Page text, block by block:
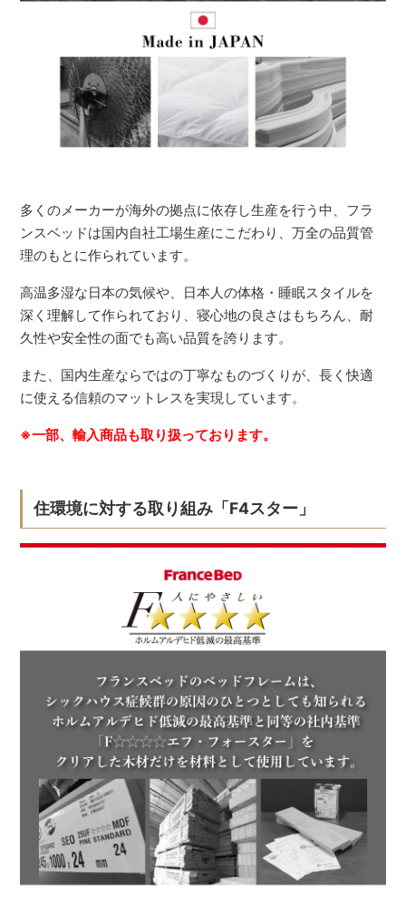
多くのメーカーが海外の拠点に依存し生産を行う中、フラ
ンスベッドは国内自社工場生産にこだわり、万全の品質管
理のもとに作られています。
高温多湿な日本の気候や、日本人の体格・睡眠スタイルを
深く理解して作られており、寝心地の良さはもちろん、耐
久性や安全性の面でも高い品質を誇ります。
また、国内生産ならではの丁寧なものづくりが、長く快適
に使える信頼のマットレスを実現しています。
※一部、輸入商品も取り扱っております。
住環境に対する取り組み「F4スター」